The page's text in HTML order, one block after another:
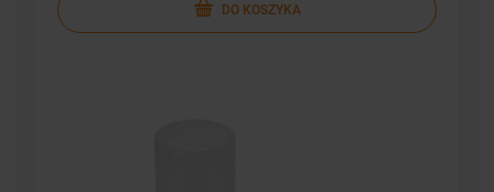
DO KOSZYKA